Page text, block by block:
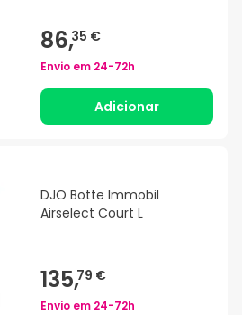
86,35 €
Envio em 24-72h
Adicionar
DJO Botte Immobil
Airselect Court L
135,79 €
Envio em 24-72h